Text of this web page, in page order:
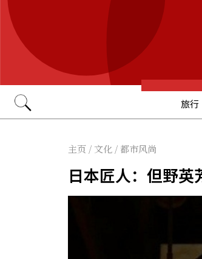
旅行
主页 / 文化 / 都市风尚
日本匠人：但野